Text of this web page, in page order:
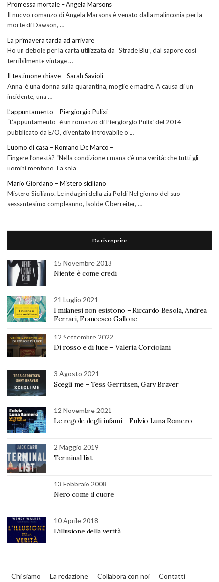
Promessa mortale – Angela Marsons
Il nuovo romanzo di Angela Marsons è venato dalla malinconia per la
morte di Dawson, …
La primavera tarda ad arrivare
Ho un debole per la carta utilizzata da “Strade Blu”, dal sapore così
terribilmente vintage …
Il testimone chiave – Sarah Savioli
Anna è una donna sulla quarantina, moglie e madre. A causa di un
incidente, una …
L’appuntamento – Piergiorgio Pulixi
“L’appuntamento” è un romanzo di Piergiorgio Pulixi del 2014
pubblicato da E/O, diventato introvabile o …
L’uomo di casa – Romano De Marco –
Fingere l’onestà? “Nella condizione umana c’è una verità: che tutti gli
uomini mentono. La sola …
Mario Giordano – Mistero siciliano
Mistero Siciliano. Le indagini della zia Poldi Nel giorno del suo
sessantesimo compleanno, Isolde Oberreiter, …
Da riscoprire
15 Novembre 2018
Niente è come credi
21 Luglio 2021
I milanesi non esistono – Riccardo Besola, Andrea
Ferrari, Francesco Gallone
12 Settembre 2022
Di rosso e di luce – Valeria Corciolani
3 Agosto 2021
Scegli me – Tess Gerritsen, Gary Braver
12 Novembre 2021
Le regole degli infami – Fulvio Luna Romero
2 Maggio 2019
Terminal list
13 Febbraio 2008
Nero come il cuore
10 Aprile 2018
L’illusione della verità
Chi siamo La redazione Collabora con noi Contatti